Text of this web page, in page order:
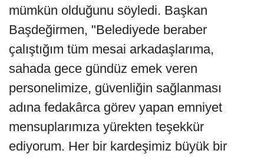
mümkün olduğunu söyledi. Başkan
Başdeğirmen, "Belediyede beraber
çalıştığım tüm mesai arkadaşlarıma,
sahada gece gündüz emek veren
personelimize, güvenliğin sağlanması
adına fedakârca görev yapan emniyet
mensuplarımıza yürekten teşekkür
ediyorum. Her bir kardeşimiz büyük bir